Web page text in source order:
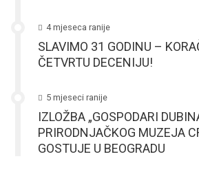
4 mjeseca ranije
SLAVIMO 31 GODINU –
ČETVRTU DECENIJU!
5 mjeseci ranije
IZLOŽBA „GOSPODARI
PRIRODNJAČKOG MUZEJA
GOSTUJE U BEOGRADU